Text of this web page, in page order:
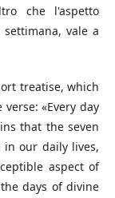
che l'aspetto
vale a
treatise, which
«Every day
that the seven
in our daily lives,
aspect of
days of divine